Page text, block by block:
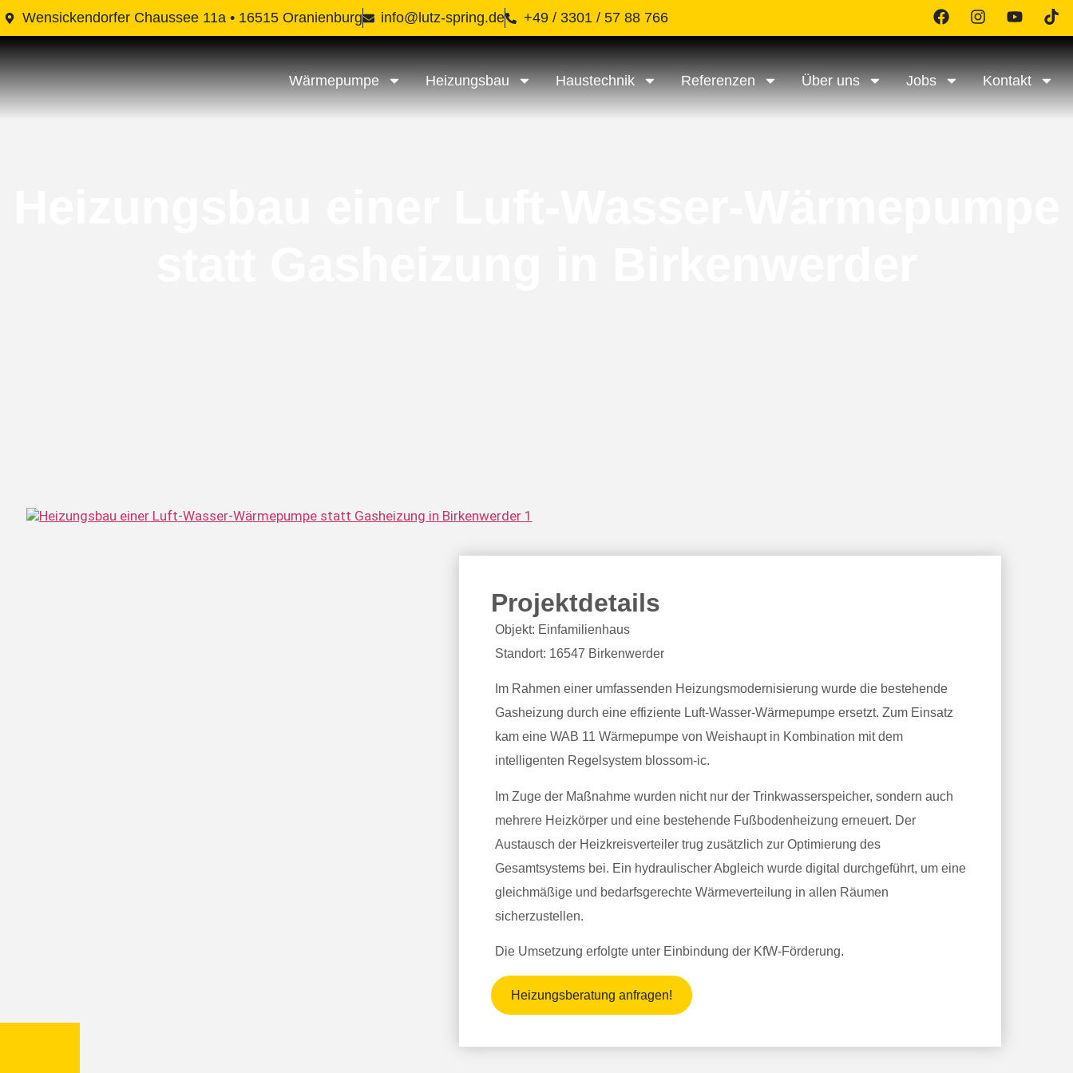
Wensickendorfer Chaussee 11a • 16515 Oranienburg info@lutz-spring.de +49 / 3301 / 57 88 766
Wärmepumpe Heizungsbau Haustechnik Referenzen Über uns Jobs Kontakt
Projektdetails
Objekt: Einfamilienhaus
Standort: 16547 Birkenwerder
Im Rahmen einer umfassenden Heizungsmodernisierung wurde die bestehende
Gasheizung durch eine effiziente Luft-Wasser-Wärmepumpe ersetzt. Zum Einsatz
kam eine WAB 11 Wärmepumpe von Weishaupt in Kombination mit dem
intelligenten Regelsystem blossom-ic.
Im Zuge der Maßnahme wurden nicht nur der Trinkwasserspeicher, sondern auch
mehrere Heizkörper und eine bestehende Fußbodenheizung erneuert. Der
Austausch der Heizkreisverteiler trug zusätzlich zur Optimierung des
Gesamtsystems bei. Ein hydraulischer Abgleich wurde digital durchgeführt, um eine
gleichmäßige und bedarfsgerechte Wärmeverteilung in allen Räumen
sicherzustellen.
Die Umsetzung erfolgte unter Einbindung der KfW-Förderung.
Heizungsberatung anfragen!